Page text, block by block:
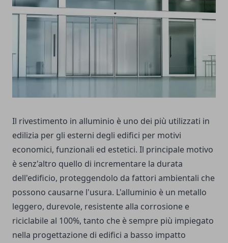
Il rivestimento in alluminio è uno dei più utilizzati in
edilizia per gli esterni degli edifici per motivi
economici, funzionali ed estetici. Il principale motivo
è senz'altro quello di incrementare la durata
dell'edificio, proteggendolo da fattori ambientali che
possono causarne l'usura. L'alluminio è un metallo
leggero, durevole, resistente alla corrosione e
riciclabile al 100%, tanto che è sempre più impiegato
nella progettazione di edifici a basso impatto